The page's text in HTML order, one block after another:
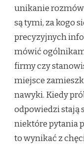
unikanie rozmów
są tymi, za kogo
precyzyjnych
mówić
firmy czy
miejsce
nawyki. Kiedy
odpowiedzi stają
niektóre pytania
to wynikać z